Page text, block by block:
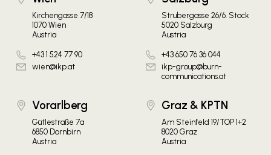
Kirchengasse 7/18
1070 Wien
Austria
+43 1 524 77 90
wien@ikp.at
Strubergasse 26/6. Stock
5020 Salzburg
Austria
+43 650 76 36 044
ikp-group@burn-
communications.at
Vorarlberg
Gütlestraße 7a
6850 Dornbirn
Austria
Graz & KPTN
Am Steinfeld 19/TOP 1+2
8020 Graz
Austria